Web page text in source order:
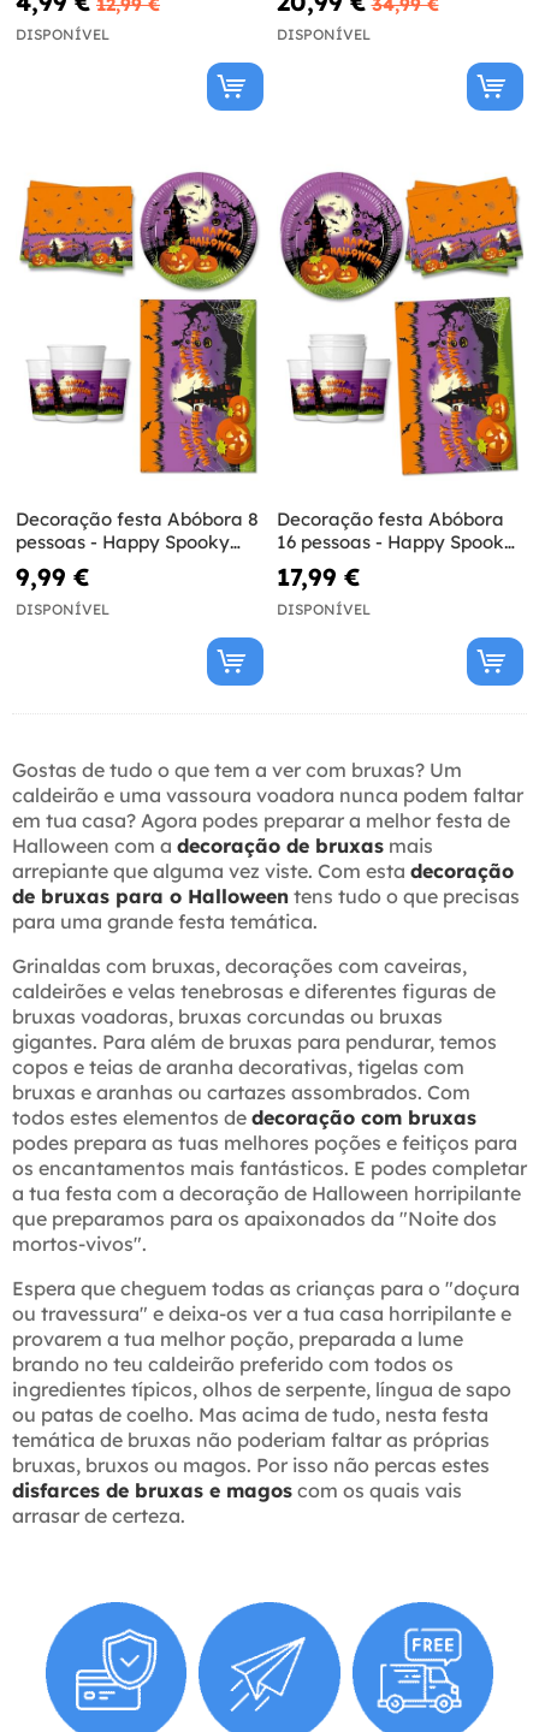
DISPONÍVEL DISPONÍVEL
Decoração festa Abóbora 8
pessoas - Happy Spooky
Halloween
9,99 €
DISPONÍVEL
Decoração festa Abóbora
16 pessoas - Happy Spooky
Halloween
17,99 €
DISPONÍVEL
Gostas de tudo o que tem a ver com bruxas? Um
caldeirão e uma vassoura voadora nunca podem faltar
em tua casa? Agora podes preparar a melhor festa de
Halloween com a decoração de bruxas mais
arrepiante que alguma vez viste. Com esta decoração
de bruxas para o Halloween tens tudo o que precisas
para uma grande festa temática.
Grinaldas com bruxas, decorações com caveiras,
caldeirões e velas tenebrosas e diferentes figuras de
bruxas voadoras, bruxas corcundas ou bruxas
gigantes. Para além de bruxas para pendurar, temos
copos e teias de aranha decorativas, tigelas com
bruxas e aranhas ou cartazes assombrados. Com
todos estes elementos de decoração com bruxas
podes prepara as tuas melhores poções e feitiços para
os encantamentos mais fantásticos. E podes completar
a tua festa com a decoração de Halloween horripilante
que preparamos para os apaixonados da "Noite dos
mortos-vivos".
Espera que cheguem todas as crianças para o "doçura
ou travessura" e deixa-os ver a tua casa horripilante e
provarem a tua melhor poção, preparada a lume
brando no teu caldeirão preferido com todos os
ingredientes típicos, olhos de serpente, língua de sapo
ou patas de coelho. Mas acima de tudo, nesta festa
temática de bruxas não poderiam faltar as próprias
bruxas, bruxos ou magos. Por isso não percas estes
disfarces de bruxas e magos com os quais vais
arrasar de certeza.